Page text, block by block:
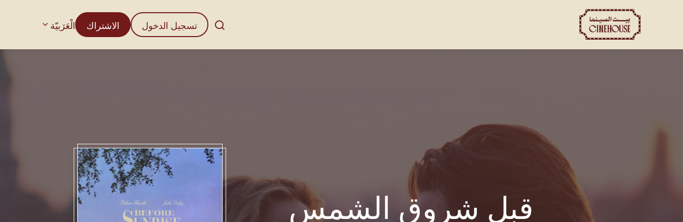
تسجيل الدخول الاشتراك الْعَرَبيّة
قبل شروق الشمس